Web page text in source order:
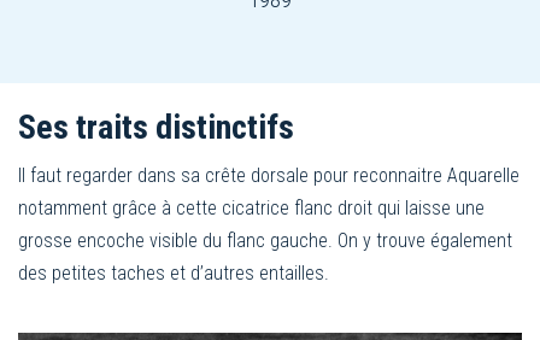
Ses traits distinctifs
Il faut regarder dans sa crête dorsale pour reconnaitre Aquarelle
notamment grâce à cette cicatrice flanc droit qui laisse une
grosse encoche visible du flanc gauche. On y trouve également
des petites taches et d’autres entailles.